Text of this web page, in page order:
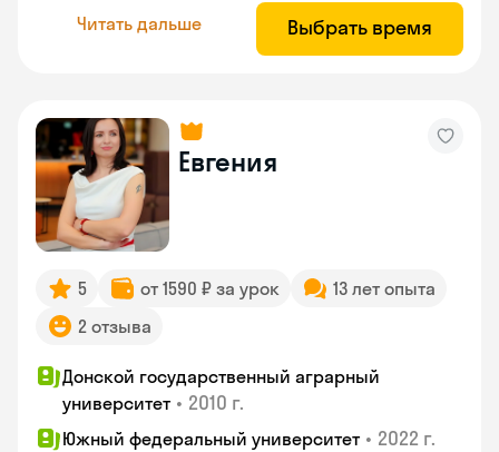
Читать дальше Выбрать время
Евгения
5 от 1590 ₽ за урок
13 лет опыта
2 отзыва
Донской государственный аграрный
университет • 2010 г.
Южный федеральный университет • 2022 г.